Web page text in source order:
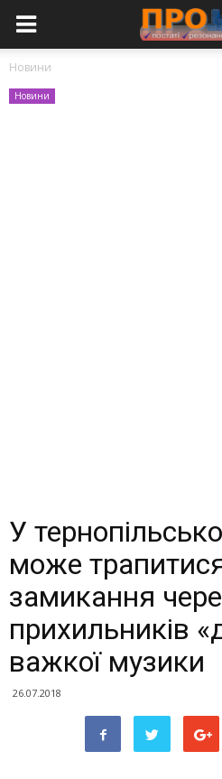
Новини
Новини
У
може
замикання
прихильників
важкої музики
26.07.2018